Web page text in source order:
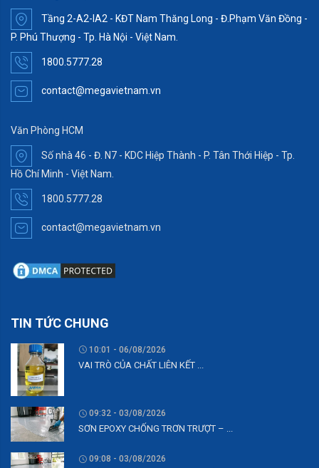
Tầng 2-A2-IA2 - KĐT Nam Thăng Long - Đ.Phạm Văn Đồng -
P. Phú Thượng - Tp. Hà Nội - Việt Nam.
1800.5777.28
contact@megavietnam.vn
Văn Phòng HCM
Số nhà 46 - Đ. N7 - KDC Hiệp Thành - P. Tân Thới Hiệp - Tp.
Hồ Chí Minh - Việt Nam.
1800.5777.28
contact@megavietnam.vn
TIN TỨC CHUNG
10:01 - 06/08/2026
VAI TRÒ CỦA CHẤT LIÊN KẾT ...
09:32 - 03/08/2026
SƠN EPOXY CHỐNG TRƠN TRƯỢT – ...
09:08 - 03/08/2026